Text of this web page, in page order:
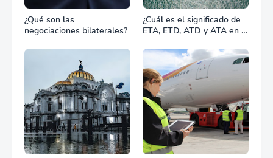
¿Qué son las
negociaciones bilaterales?
¿Cuál es el significado de
ETA, ETD, ATD y ATA en el